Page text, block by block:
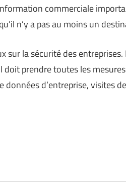
commerciale
n’y a pas au moins un
sur la sécurité des
prendre toutes les
d’entreprise, visites